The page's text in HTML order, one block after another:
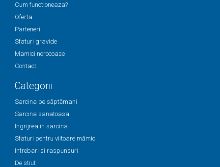
Cum functioneaza?
Oferta
Parteneri
Sfaturi gravide
Mamici norocoase
Contact
Categorii
Sarcina pe săptămani
Sarcina sanatoasa
Ingrijrea in sarcina
Sfaturi pentru viitoare mămici
Intrebari si raspunsuri
De stiut